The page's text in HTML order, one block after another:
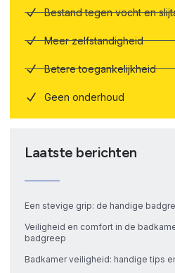
Bestand tegen vocht en
Meer zelfstandigheid
Betere toegankelijkheid
Geen onderhoud
Laatste berichten
Een stevige grip: de handige
Veiligheid en comfort in de
badgreep
Badkamer veiligheid: handige tips